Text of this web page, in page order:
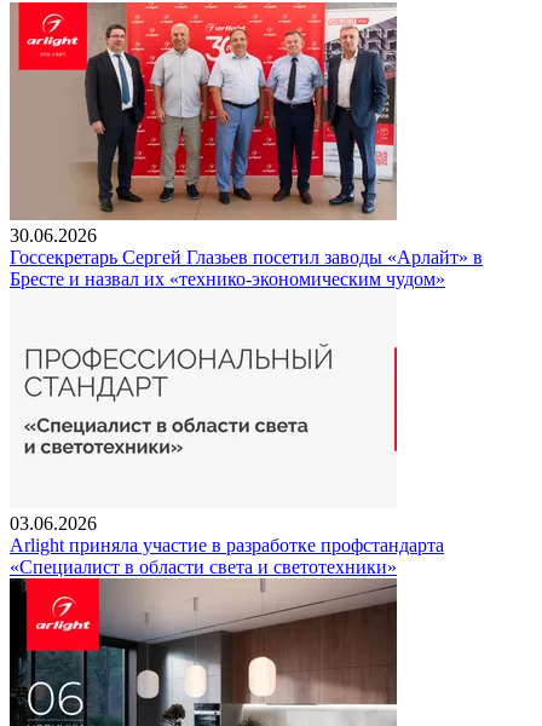
30.06.2026
Госсекретарь Сергей Глазьев посетил заводы «Арлайт» в
Бресте и назвал их «технико-экономическим чудом»
03.06.2026
Arlight приняла участие в разработке профстандарта
«Специалист в области света и светотехники»